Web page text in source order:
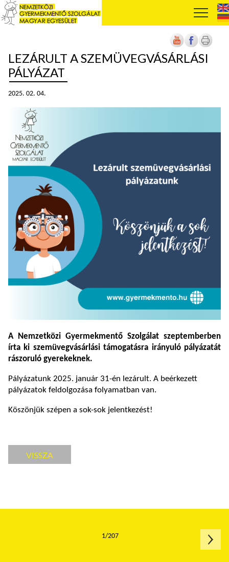
LEZÁRULT A SZEMÜVEGVÁSÁRLÁSI
PÁLYÁZAT
2025. 02. 04.
A Nemzetközi Gyermekmentő Szolgálat szeptemberben
írta ki szemüvegvásárlási támogatásra irányuló pályázatát
rászoruló gyerekeknek.
Pályázatunk 2025. január 31-én lezárult. A beérkezett
pályázatok feldolgozása folyamatban van.
Köszönjük szépen a sok-sok jelentkezést!
VISSZA
1/207